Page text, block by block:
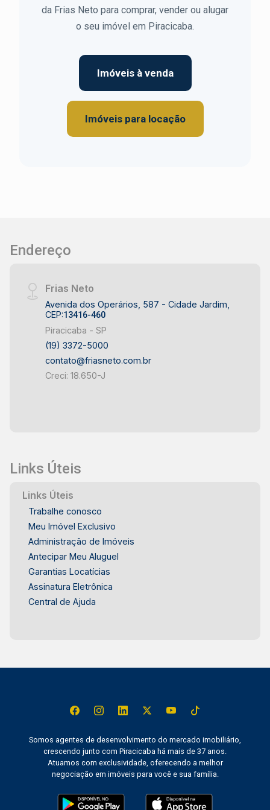
da Frias Neto para comprar, vender ou alugar
o seu imóvel em Piracicaba.
Imóveis à venda
Imóveis para locação
Endereço
Frias Neto
Avenida dos Operários, 587 - Cidade Jardim,
CEP:13416-460
Piracicaba - SP
(19) 3372-5000
contato@friasneto.com.br
Creci: 18.650-J
Links Úteis
Links Úteis
Trabalhe conosco
Meu Imóvel Exclusivo
Administração de Imóveis
Antecipar Meu Aluguel
Garantias Locatícias
Assinatura Eletrônica
Central de Ajuda
Somos agentes de desenvolvimento do mercado imobiliário,
crescendo junto com Piracicaba há mais de 37 anos.
Atuamos com exclusividade, oferecendo a melhor
negociação em imóveis para você e sua família.